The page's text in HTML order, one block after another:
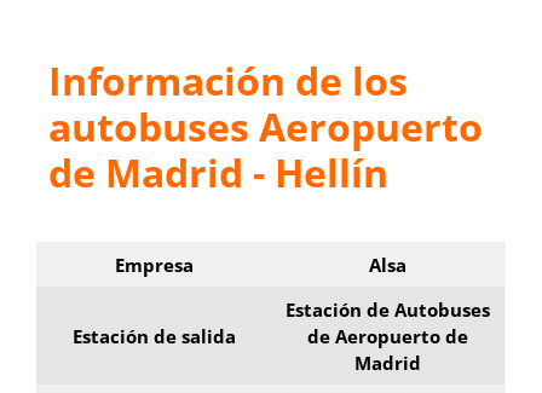
Información de los
autobuses Aeropuerto
de Madrid - Hellín
Empresa Alsa
Estación de salida
Estación de Autobuses
de Aeropuerto de
Madrid